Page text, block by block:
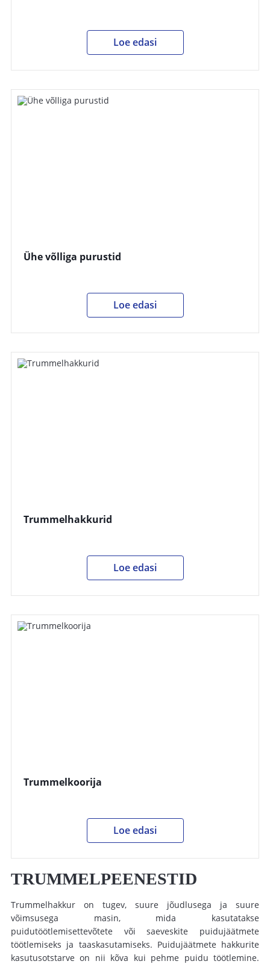
Loe edasi
Ühe võlliga purustid
Loe edasi
Trummelhakkurid
Loe edasi
Trummelkoorija
Loe edasi
TRUMMELPEENESTID
Trummelhakkur
on tugev, suure jõudlusega ja suure
võimsusega masin, mida kasutatakse
puidutöötlemisettevõtete või saeveskite puidujäätmete
töötlemiseks ja taaskasutamiseks. Puidujäätmete hakkurite
kasutusotstarve on nii kõva kui pehme puidu töötlemine.